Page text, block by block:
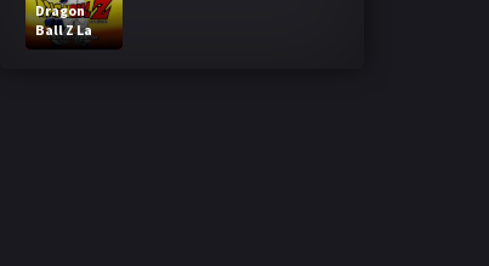
Dragon
Ball Z La
Fusion de